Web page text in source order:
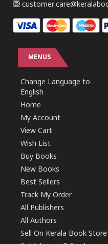
MENUS
Change Language to
English
Home
My Account
View Cart
Wish List
Buy Books
New Books
Best Sellers
Track My Order
All Publishers
All Authors
Sell On Kerala Book Store